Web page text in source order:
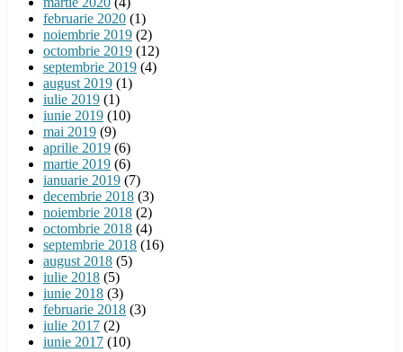
februarie 2020 (1)
noiembrie 2019 (2)
octombrie 2019 (12)
septembrie 2019 (4)
august 2019 (1)
iulie 2019 (1)
iunie 2019 (10)
mai 2019 (9)
aprilie 2019 (6)
martie 2019 (6)
ianuarie 2019 (7)
decembrie 2018 (3)
noiembrie 2018 (2)
octombrie 2018 (4)
septembrie 2018 (16)
august 2018 (5)
iulie 2018 (5)
iunie 2018 (3)
februarie 2018 (3)
iulie 2017 (2)
iunie 2017 (10)